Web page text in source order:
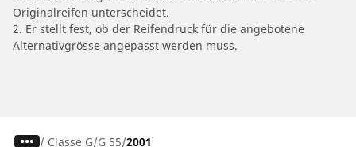
Originalreifen unterscheidet.
2. Er stellt fest, ob der Reifendruck für die angebotene
Alternativgrösse angepasst werden muss.
/ Classe G G 55 2001